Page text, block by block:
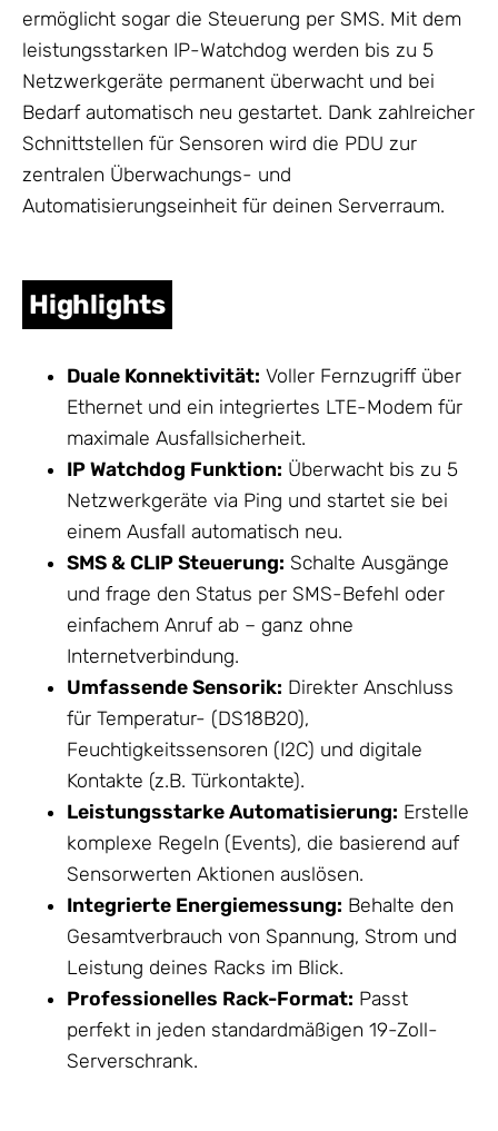
ermöglicht sogar die Steuerung per SMS. Mit dem
leistungsstarken IP-Watchdog werden bis zu 5
Netzwerkgeräte permanent überwacht und bei
Bedarf automatisch neu gestartet. Dank zahlreicher
Schnittstellen für Sensoren wird die PDU zur
zentralen Überwachungs- und
Automatisierungseinheit für deinen Serverraum.
Highlights
Duale Konnektivität: Voller Fernzugriff über
Ethernet und ein integriertes LTE-Modem für
maximale Ausfallsicherheit.
IP Watchdog Funktion: Überwacht bis zu 5
Netzwerkgeräte via Ping und startet sie bei
einem Ausfall automatisch neu.
SMS & CLIP Steuerung: Schalte Ausgänge
und frage den Status per SMS-Befehl oder
einfachem Anruf ab – ganz ohne
Internetverbindung.
Umfassende Sensorik: Direkter Anschluss
für Temperatur- (DS18B20),
Feuchtigkeitssensoren (I2C) und digitale
Kontakte (z.B. Türkontakte).
Leistungsstarke Automatisierung: Erstelle
komplexe Regeln (Events), die basierend auf
Sensorwerten Aktionen auslösen.
Integrierte Energiemessung: Behalte den
Gesamtverbrauch von Spannung, Strom und
Leistung deines Racks im Blick.
Professionelles Rack-Format: Passt
perfekt in jeden standardmäßigen 19-Zoll-
Serverschrank.